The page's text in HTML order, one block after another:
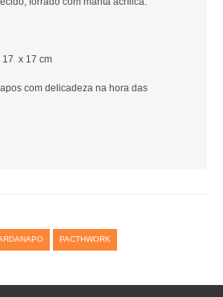
17 x 17 cm
com delicadeza na hora das
PACTHWORK